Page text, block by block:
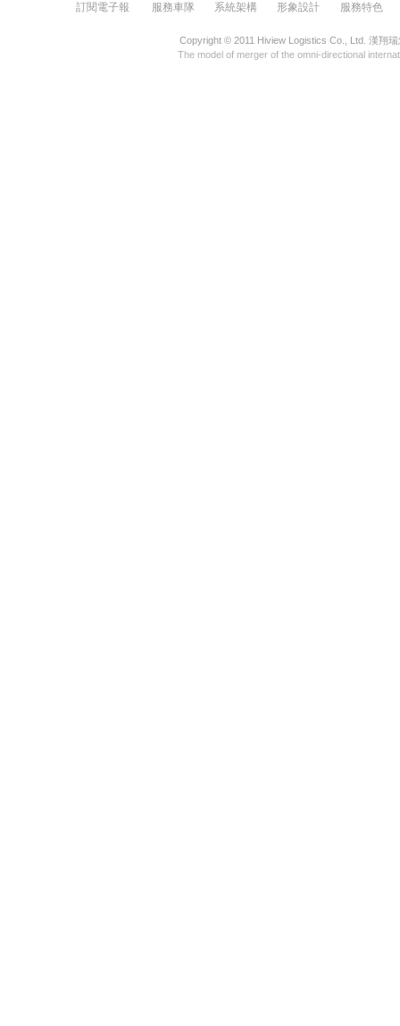
訂閱電子報 服務車隊 系統架構 形象設計 服務特色
Copyright © 2011 Hiview Logistics Co., Ltd. 漢翔
The model of merger of the omni-directional